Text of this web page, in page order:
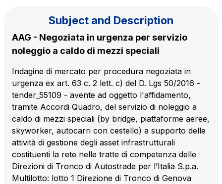
The Group
The technology operator for the integration of
Intelligent Transport Systems solutions
Tecne
Autostrade per l'Italia Group's engineering company
Amplia
Italy's leading company in the construction of
complex infrastructures
Discover our App
Scan the QR Code with your mobile phone's
camera to download the App
Find out more
Subject and Description
AAG - Negoziata in urgenza per servizio
noleggio a caldo di mezzi speciali
Indagine di mercato per procedura negoziata in
urgenza ex art. 63 c. 2 lett. c) del D. Lgs 50/2016 -
tender_55109 - avente ad oggetto l'affidamento,
tramite Accordi Quadro, del servizio di noleggio a
caldo di mezzi speciali (by bridge, piattaforme aeree,
skyworker, autocarri con cestello) a supporto delle
attività di gestione degli asset infrastrutturali
costituenti la rete nelle tratte di competenza delle
Direzioni di Tronco di Autostrade per l’Italia S.p.a.
Multilotto: lotto 1 Direzione di Tronco di Genova